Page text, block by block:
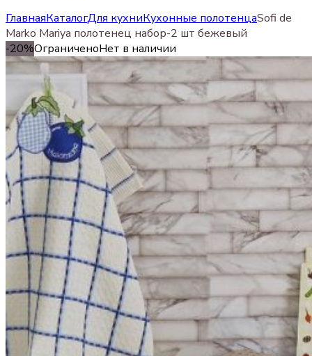
ГлавнаяКаталогДля кухниКухонные полотенцаSofi de
Marko Mariya полотенец набор-2 шт бежевый
-20%ОграниченоНет в наличии